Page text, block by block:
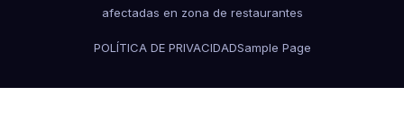
afectadas en zona de restaurantes
POLÍTICA DE PRIVACIDADSample Page